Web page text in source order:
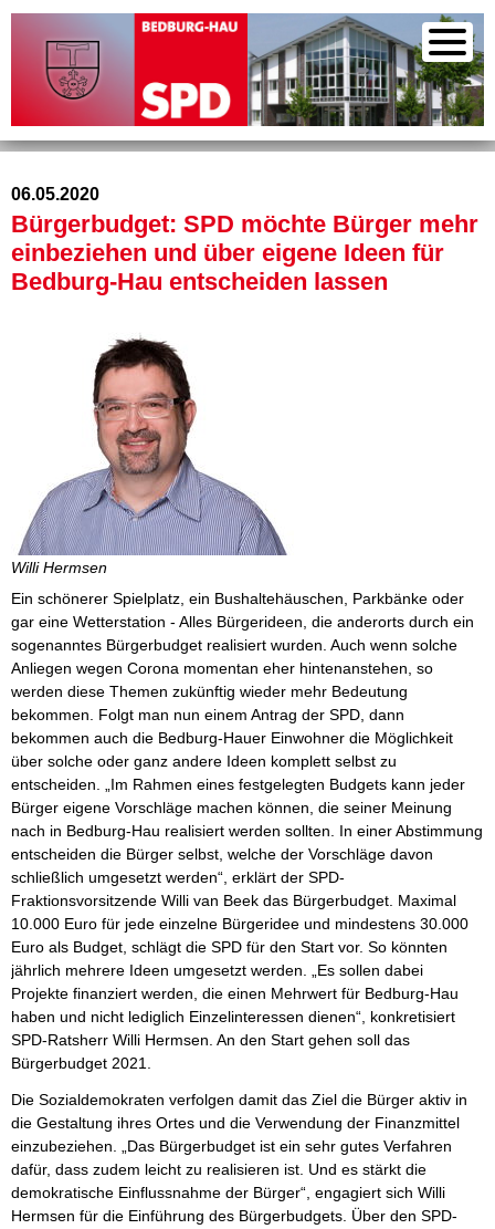
06.05.2020
Bürgerbudget: SPD möchte Bürger mehr
einbeziehen und über eigene Ideen für
Bedburg-Hau entscheiden lassen
Willi Hermsen
Ein schönerer Spielplatz, ein Bushaltehäuschen, Parkbänke oder
gar eine Wetterstation - Alles Bürgerideen, die anderorts durch ein
sogenanntes Bürgerbudget realisiert wurden. Auch wenn solche
Anliegen wegen Corona momentan eher hintenanstehen, so
werden diese Themen zukünftig wieder mehr Bedeutung
bekommen. Folgt man nun einem Antrag der SPD, dann
bekommen auch die Bedburg-Hauer Einwohner die Möglichkeit
über solche oder ganz andere Ideen komplett selbst zu
entscheiden. „Im Rahmen eines festgelegten Budgets kann jeder
Bürger eigene Vorschläge machen können, die seiner Meinung
nach in Bedburg-Hau realisiert werden sollten. In einer Abstimmung
entscheiden die Bürger selbst, welche der Vorschläge davon
schließlich umgesetzt werden“, erklärt der SPD-
Fraktionsvorsitzende Willi van Beek das Bürgerbudget. Maximal
10.000 Euro für jede einzelne Bürgeridee und mindestens 30.000
Euro als Budget, schlägt die SPD für den Start vor. So könnten
jährlich mehrere Ideen umgesetzt werden. „Es sollen dabei
Projekte finanziert werden, die einen Mehrwert für Bedburg-Hau
haben und nicht lediglich Einzelinteressen dienen“, konkretisiert
SPD-Ratsherr Willi Hermsen. An den Start gehen soll das
Bürgerbudget 2021.
Die Sozialdemokraten verfolgen damit das Ziel die Bürger aktiv in
die Gestaltung ihres Ortes und die Verwendung der Finanzmittel
einzubeziehen. „Das Bürgerbudget ist ein sehr gutes Verfahren
dafür, dass zudem leicht zu realisieren ist. Und es stärkt die
demokratische Einflussnahme der Bürger“, engagiert sich Willi
Hermsen für die Einführung des Bürgerbudgets. Über den SPD-